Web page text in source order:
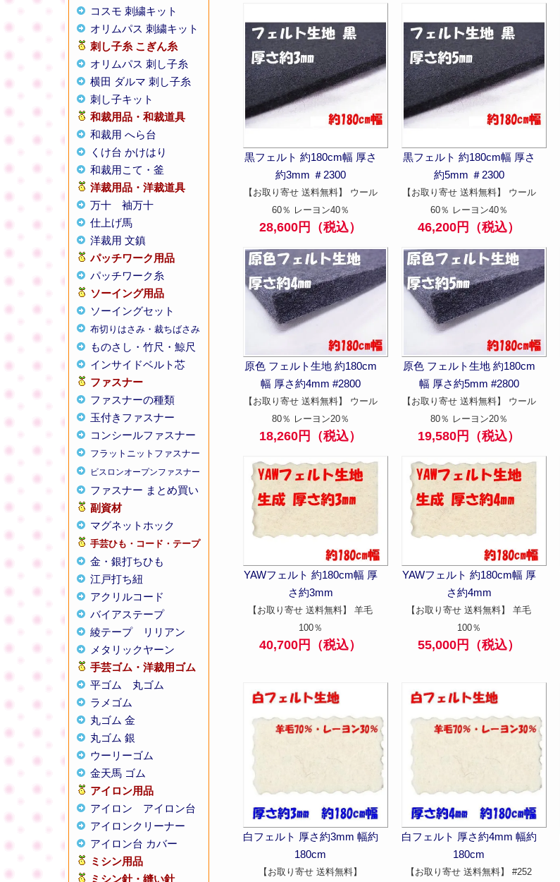
コスモ 刺繍キット
オリムパス 刺繍キット
刺し子糸 こぎん糸
オリムパス 刺し子糸
横田 ダルマ 刺し子糸
刺し子キット
和裁用品・和裁道具
和裁用 へら台
くけ台 かけはり
和裁用こて・釜
洋裁用品・洋裁道具
万十
袖万十
仕上げ馬
洋裁用 文鎮
パッチワーク用品
パッチワーク糸
ソーイング用品
ソーイングセット
布切りはさみ・裁ちばさみ
ものさし・竹尺・鯨尺
インサイドベルト芯
ファスナー
ファスナーの種類
玉付きファスナー
コンシールファスナー
フラットニットファスナー
ビスロンオープンファスナー
ファスナー まとめ買い
副資材
マグネットホック
手芸ひも・コード・テープ
金・銀打ちひも
江戸打ち紐
アクリルコード
バイアステープ
綾テープ
リリアン
メタリックヤーン
手芸ゴム・洋裁用ゴム
平ゴム
丸ゴム
ラメゴム
丸ゴム 金
丸ゴム 銀
ウーリーゴム
金天馬 ゴム
アイロン用品
アイロン
アイロン台
アイロンクリーナー
アイロン台 カバー
ミシン用品
ミシン針・縫い針
黒フェルト 約180cm幅 厚さ
約3mm ＃2300
【お取り寄せ 送料無料】 ウール
60％ レーヨン40％
28,600円（税込）
黒フェルト 約180cm幅 厚さ
約5mm ＃2300
【お取り寄せ 送料無料】 ウール
60％ レーヨン40％
46,200円（税込）
原色 フェルト生地 約180cm
幅 厚さ約4mm #2800
【お取り寄せ 送料無料】 ウール
80％ レーヨン20％
18,260円（税込）
原色 フェルト生地 約180cm
幅 厚さ約5mm #2800
【お取り寄せ 送料無料】 ウール
80％ レーヨン20％
19,580円（税込）
YAWフェルト 約180cm幅 厚
さ約3mm
【お取り寄せ 送料無料】 羊毛
100％
40,700円（税込）
YAWフェルト 約180cm幅 厚
さ約4mm
【お取り寄せ 送料無料】 羊毛
100％
55,000円（税込）
白フェルト 厚さ約3mm 幅約
180cm
【お取り寄せ 送料無料】
白フェルト 厚さ約4mm 幅約
180cm
【お取り寄せ 送料無料】 #252